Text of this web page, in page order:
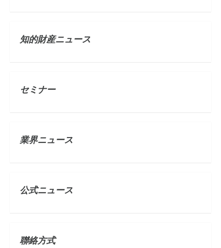
知的財産ニュース
セミナー
業界ニュース
公式ニュース
聯絡方式